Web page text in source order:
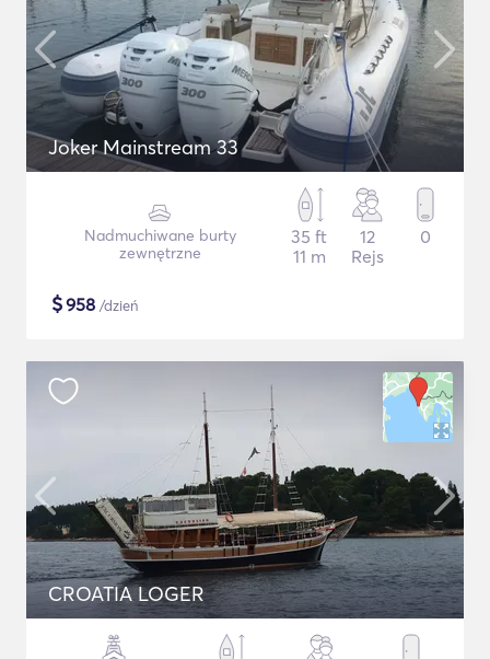
Joker Mainstream 33
Nadmuchiwane burty
zewnętrzne
35 ft
11 m
12
Rejs
0
$958 /dzień
CROATIA LOGER